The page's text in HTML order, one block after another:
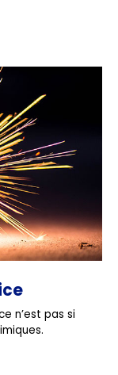
n’est pas si